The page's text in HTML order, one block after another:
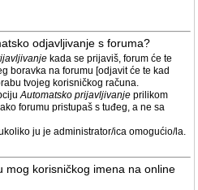
odjavljivanje s foruma?
kada se prijaviš, forum će te
boravka na forumu [odjavit će te kad
tvojeg korisničkog računa.
Automatsko prijavljivanje prilikom
forumu pristupaš s tuđeg, a ne sa
ju je administrator/ica omogućio/la.
mog korisničkog imena na online